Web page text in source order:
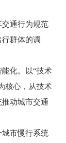
交通行为规范
群体的调
化。以“技术
核心，从技术
动城市交通
市慢行系统